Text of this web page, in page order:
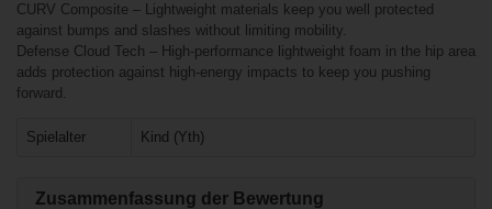
CURV Composite – Lightweight materials keep you well protected
against bumps and slashes without limiting mobility.
Defense Cloud Tech – High-performance lightweight foam in the hip area
adds protection against high-energy impacts to keep you pushing
forward.
Spielalter Kind (Yth)
Zusammenfassung der Bewertung